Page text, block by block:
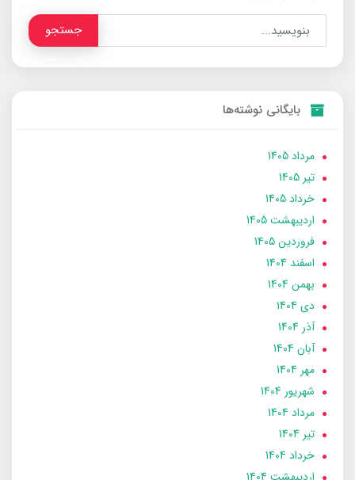
جستجو
بایگانی نوشته‌ها
مرداد 1405
تير 1405
خرداد 1405
ارديبهشت 1405
فروردین 1405
اسفند 1404
بهمن 1404
دی 1404
آذر 1404
آبان 1404
مهر 1404
شهریور 1404
مرداد 1404
تير 1404
خرداد 1404